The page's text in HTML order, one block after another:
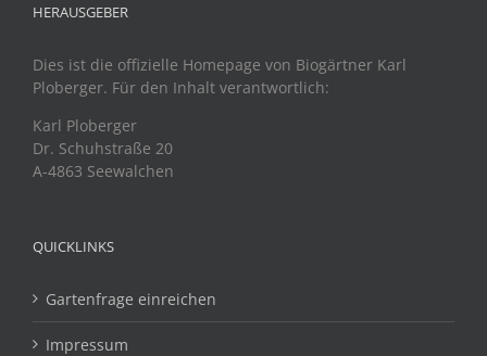
HERAUSGEBER
Dies ist die offizielle Homepage von Biogärtner Karl
Ploberger. Für den Inhalt verantwortlich:
Karl Ploberger
Dr. Schuhstraße 20
A-4863 Seewalchen
QUICKLINKS
Gartenfrage einreichen
Impressum